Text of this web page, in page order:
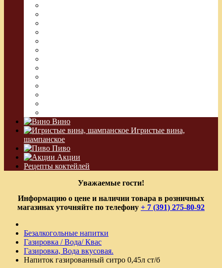
Вино
Игристые вина,
шампанское
Пиво
Акции
Рецепты коктейлей
Уважаемые гости!
Информацию о цене и наличии товара в розничных
магазинах уточняйте по телефону + 7 (391) 275-80-92
Безалкогольные напитки
Газировка / Вода/ Квас
Газировка, Вода вкусовая.
Напиток газированный ситро 0,45л ст/б